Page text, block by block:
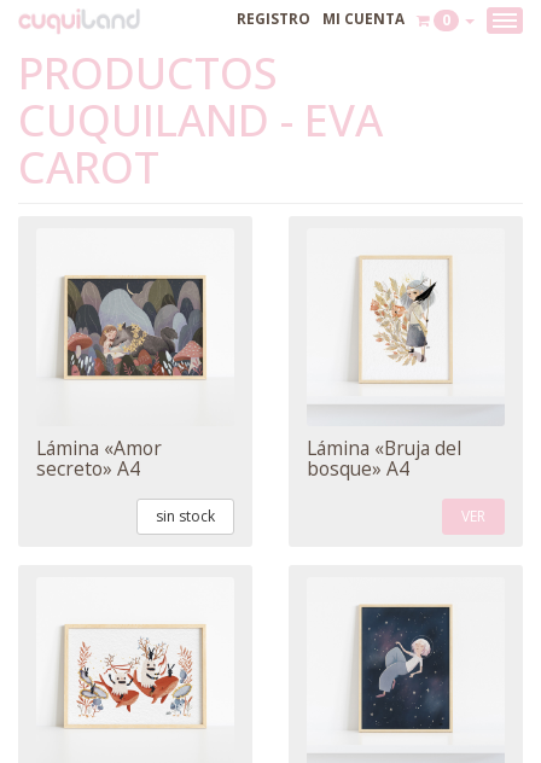
REGISTRO MI CUENTA 0
PRODUCTOS
CUQUILAND - EVA
CAROT
Lámina «Amor
secreto» A4
sin stock
Lámina «Bruja del
bosque» A4
VER